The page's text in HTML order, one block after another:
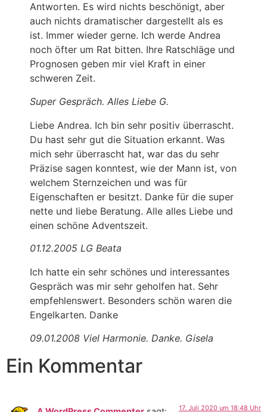
Antworten. Es wird nichts beschönigt, aber
auch nichts dramatischer dargestellt als es
ist. Immer wieder gerne. Ich werde Andrea
noch öfter um Rat bitten. Ihre Ratschläge und
Prognosen geben mir viel Kraft in einer
schweren Zeit.
Super Gespräch. Alles Liebe G.
Liebe Andrea. Ich bin sehr positiv überrascht.
Du hast sehr gut die Situation erkannt. Was
mich sehr überrascht hat, war das du sehr
Präzise sagen konntest, wie der Mann ist, von
welchem Sternzeichen und was für
Eigenschaften er besitzt. Danke für die super
nette und liebe Beratung. Alle alles Liebe und
einen schöne Adventszeit.
01.12.2005 LG Beata
Ich hatte ein sehr schönes und interessantes
Gespräch was mir sehr geholfen hat. Sehr
empfehlenswert. Besonders schön waren die
Engelkarten. Danke
09.01.2008 Viel Harmonie. Danke. Gisela
Ein Kommentar
17. Juli 2020 um 18:48 Uhr